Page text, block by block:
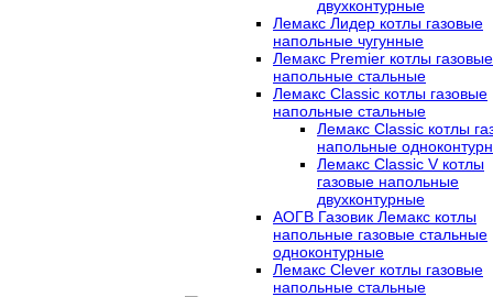
двухконтурные
Лемакс Лидер котлы газовые
напольные чугунные
Лемакс Premier котлы газовые
напольные стальные
Лемакс Classic котлы газовые
напольные стальные
Лемакс Classic котлы
напольные
Лемакс Classic V котлы
газовые напольные
двухконтурные
АОГВ Газовик Лемакс котлы
напольные газовые стальные
одноконтурные
Лемакс Clever котлы газовые
напольные стальные